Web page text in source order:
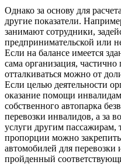
Однако за основу для
другие показатели.
занимают сотрудники,
предпринимательской или
Если на балансе имеется
сама организация, частично
отталкиваться можно от
Если целью деятельности
оказание помощи
собственного автопарка
перевозки инвалидов, а за
услуги другим пассажирам,
пропорции можно
автомобилей для
пройденный